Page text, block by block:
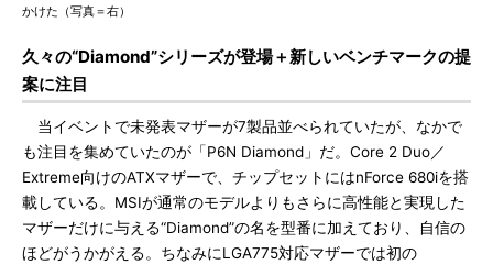
かけた（写真＝右）
久々の“Diamond”シリーズが登場＋新しいベンチマークの提
案に注目
当イベントで未発表マザーが7製品並べられていたが、なかで
も注目を集めていたのが「P6N Diamond」だ。Core 2 Duo／
Extreme向けのATXマザーで、チップセットにはnForce 680iを搭
載している。MSIが通常のモデルよりもさらに高性能と実現した
マザーだけに与える“Diamond”の名を型番に加えており、自信の
ほどがうかがえる。ちなみにLGA775対応マザーでは初の